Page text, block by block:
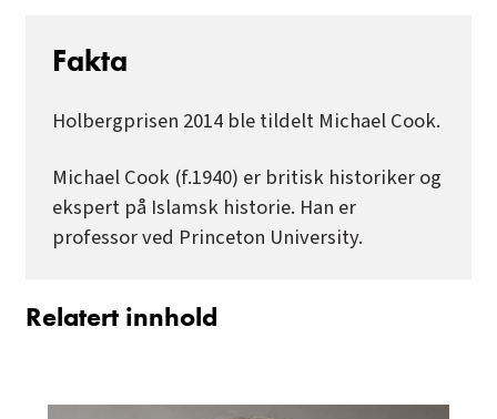
Fakta
Holbergprisen 2014 ble tildelt Michael Cook.
Michael Cook (f.1940) er britisk historiker og
ekspert på Islamsk historie. Han er
professor ved Princeton University.
Relatert innhold